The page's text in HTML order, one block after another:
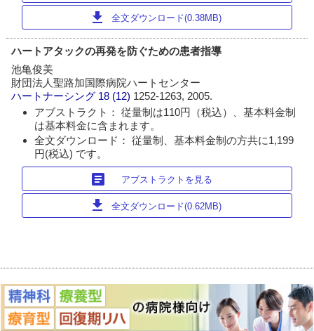
download 全文ダウンロード(0.38MB)
ハートアタックの再発を防ぐための患者指導
池亀俊美
財団法人聖路加国際病院ハートセンター
ハートナーシング 18 (12) 1252-1263, 2005.
アブストラクト： 従量制は110円（税込）、基本料金制
は基本料金に含まれます。
全文ダウンロード： 従量制、基本料金制の方共に1,199
円(税込) です。
article アブストラクトを見る
download 全文ダウンロード(0.62MB)